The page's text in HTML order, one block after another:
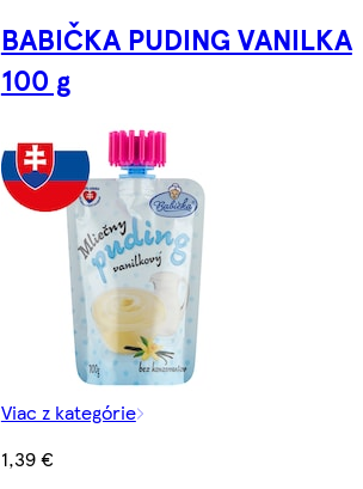
BABIČKA PUDING VANILKA
100 g
Viac z kategórie
1,39 €